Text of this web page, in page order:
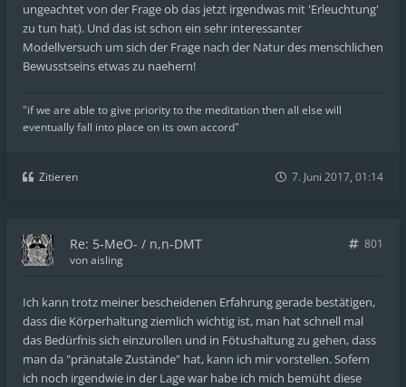
ungeachtet von der Frage ob das jetzt irgendwas mit 'Erleuchtung'
zu tun hat). Und das ist schon ein sehr interessanter
Modellversuch um sich der Frage nach der Natur des menschlichen
Bewusstseins etwas zu naehern!
"if we are able to give priority to the meditation then all else will
eventually fall into place on its own accord"
Zitieren 7. Juni 2017, 01:14
Re: 5-MeO- / n,n-DMT
801
vonaisling
Ich kann trotz meiner bescheidenen Erfahrung gerade bestätigen,
dass die Körperhaltung ziemlich wichtig ist, man hat schnell mal
das Bedürfnis sich einzurollen und in Fötushaltung zu gehen, dass
man da "pränatale Zustände" hat, kann ich mir vorstellen. Sofern
ich noch irgendwie in der Lage war habe ich mich bemüht diese